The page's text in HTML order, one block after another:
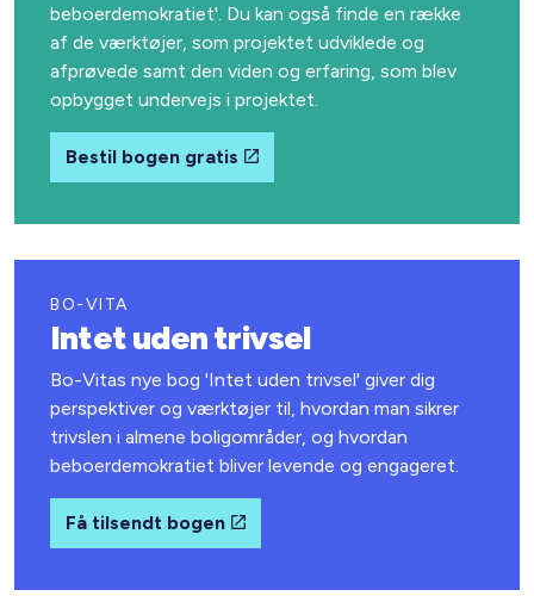
beboerdemokratiet'. Du kan også finde en række
af de værktøjer, som projektet udviklede og
afprøvede samt den viden og erfaring, som blev
opbygget undervejs i projektet.
Bestil bogen gratis
BO-VITA
Intet uden trivsel
Bo-Vitas nye bog 'Intet uden trivsel' giver dig
perspektiver og værktøjer til, hvordan man sikrer
trivslen i almene boligområder, og hvordan
beboerdemokratiet bliver levende og engageret.
Få tilsendt bogen